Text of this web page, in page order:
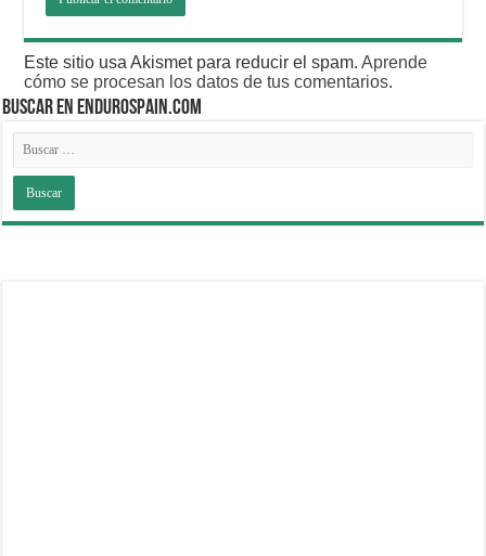
Este sitio usa Akismet para reducir el spam.Aprende
cómo se procesan los datos de tus comentarios.
BUSCAR EN ENDUROSPAIN.COM